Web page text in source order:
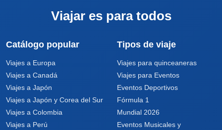
Viajar es para todos
Catálogo popular
Viajes a Europa
Viajes a Canadá
Viajes a Japón
Viajes a Japón y Corea del Sur
Viajes a Colombia
Viajes a Perú
Tipos de viaje
Viajes para quinceaneras
Viajes para Eventos
Eventos Deportivos
Fórmula 1
Mundial 2026
Eventos Musicales y